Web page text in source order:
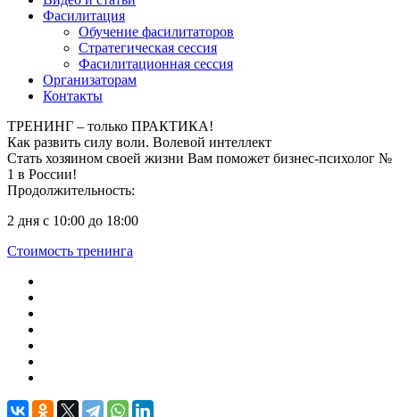
Фасилитация
Обучение фасилитаторов
Стратегическая сессия
Фасилитационная сессия
Организаторам
Контакты
ТРЕНИНГ – только ПРАКТИКА!
Как развить силу воли. Волевой интеллект
Стать хозяином своей жизни Вам поможет бизнес-психолог №
1 в России!
Продолжительность:
2 дня с 10:00 до 18:00
Стоимость тренинга